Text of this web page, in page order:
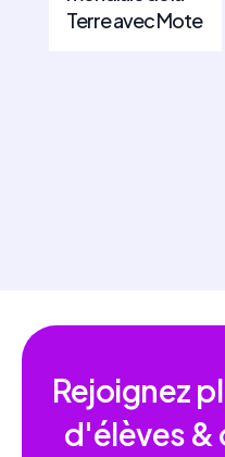
Terre avec Mote
Rejoignez
d'élèves &